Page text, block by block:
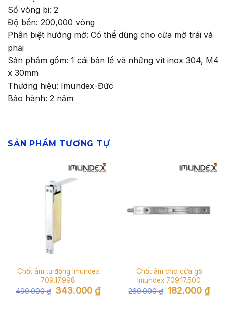
Số vòng bi: 2
Độ bền: 200,000 vòng
Phân biệt hướng mở: Có thể dùng cho cửa mở trái và
phải
Sản phẩm gồm: 1 cái bản lề và những vít inox 304, M4
x 30mm
Thương hiệu: Imundex-Đức
Bảo hành: 2 năm
SẢN PHẨM TƯƠNG TỰ
Chốt âm tự động Imundex
709.17.998
490.000₫
Giá
gốc
343.000 ₫Giá
hiện
Chốt âm cho cửa gỗ
Imundex 709.17.500
260.000₫ Giá
gốc
182.000 ₫Giá
hiện